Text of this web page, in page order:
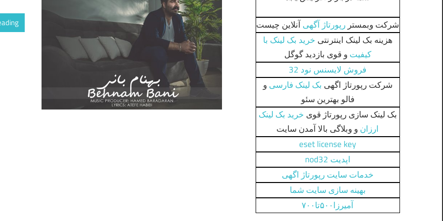
شرکت وبمستر رپورتاژ آگهیآنلاین چیست
هزینه بک لینک اینترنتی خرید بک لینک با
کیفیت و قوی بازدید گوگل
فروش لایسنس نود 32
شرکت رپورتاژ اگهی بک لینک فارسی و
فالو بهترین سئو
بک لینک سازی رپورتاژ قوی خرید بک لینک
ارزان و وبلاگی بالا آمدن سایت
eset license key
اپدیت nod32
خدمات سایت رپورتاژ اگهی
بهینه سازی سایت شما
آمیرزا۵۰۰تا۷۰۰